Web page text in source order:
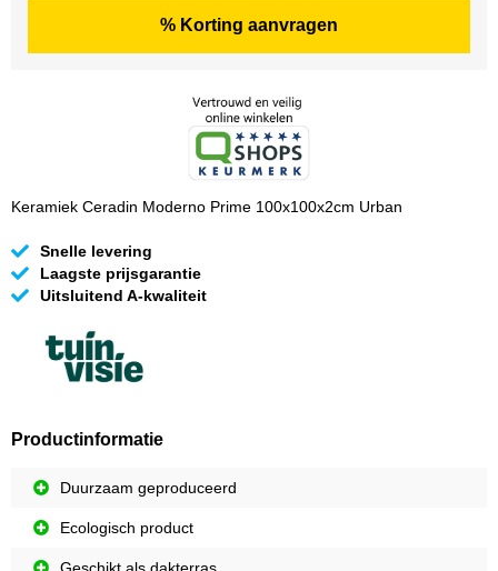
% Korting aanvragen
Keramiek Ceradin Moderno Prime 100x100x2cm Urban
Snelle levering
Laagste prijsgarantie
Uitsluitend A-kwaliteit
Productinformatie
Duurzaam geproduceerd
Ecologisch product